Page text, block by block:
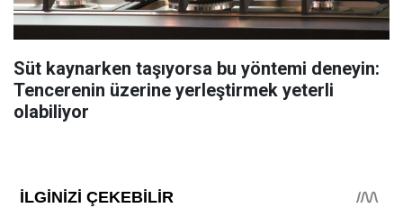
Süt kaynarken taşıyorsa bu yöntemi deneyin:
Tencerenin üzerine yerleştirmek yeterli
olabiliyor